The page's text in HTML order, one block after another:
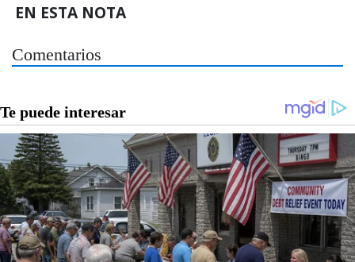
EN ESTA NOTA
Comentarios